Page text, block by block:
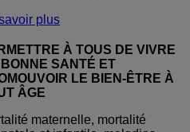
plus
À TOUS DE VIVRE
BONNE SANTÉ ET
LE BIEN-ÊTRE À
ÂGE
maternelle, mortalité